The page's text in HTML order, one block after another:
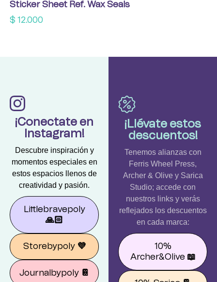
Sticker Sheet Ref. Wax Seals
$ 12.000
¡Conectate en
Instagram!
Descubre inspiración y
momentos especiales en
estos espacios llenos de
creatividad y pasión.
Littlebravepoly
🙏🏻
Storebypoly 💜
Journalbypoly 📔
¡Llévate estos
descuentos!
Tenemos alianzas con
Ferris Wheel Press,
Archer & Olive y Sarica
Studio; accede con
nuestros links y verás
reflejados los descuentos
en cada marca:
10%
Archer&Olive 📖